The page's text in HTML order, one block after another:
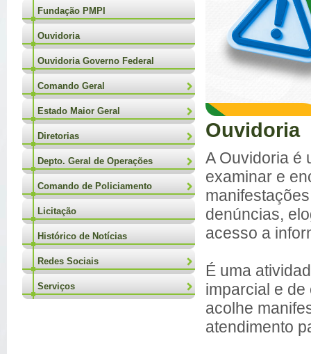
Fundação PMPI
Ouvidoria
Ouvidoria Governo Federal
Comando Geral
Estado Maior Geral
Diretorias
Depto. Geral de Operações
Comando de Policiamento
Licitação
Histórico de Notícias
Redes Sociais
Serviços
Ouvidoria
A Ouvidoria é
examinar e
denúncias,
acesso a
É uma
imparcial e
acolhe
atendimento